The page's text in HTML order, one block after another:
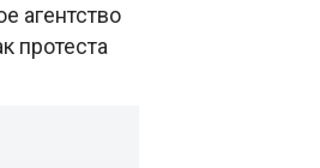
агентство
протеста